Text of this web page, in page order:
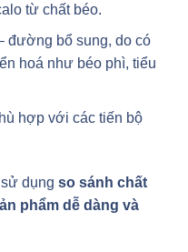
từ chất béo.
đường bổ sung, do có
hoá như béo phì, tiểu
hợp với các tiến bộ
dụng so sánh chất
phẩm dễ dàng và